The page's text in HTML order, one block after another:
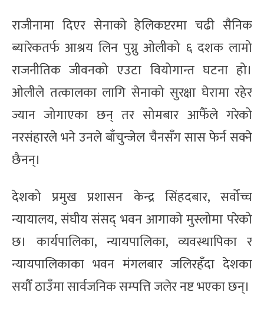
राजीनामा दिएर सेनाको हेलिकप्टरमा चढी सैनिक
ब्यारेकतर्फ आश्रय लिन पुग्नु ओलीको ६ दशक लामो
राजनीतिक जीवनको एउटा वियोगान्त घटना हो।
ओलीले तत्कालका लागि सेनाको सुरक्षा घेरामा रहेर
ज्यान जोगाएका छन् तर सोमबार आफैँले गरेको
नरसंहारले भने उनले बाँचुन्जेल चैनसँग सास फेर्न सक्ने
छैनन्।
देशको प्रमुख प्रशासन केन्द्र सिंहदबार, सर्वोच्च
न्यायालय, संघीय संसद् भवन आगाको मुस्लोमा परेको
छ। कार्यपालिका, न्यायपालिका, व्यवस्थापिका र
न्यायपालिकाका भवन मंगलबार जलिरहँदा देशका
सयौँ ठाउँमा सार्वजनिक सम्पत्ति जलेर नष्ट भएका छन्।